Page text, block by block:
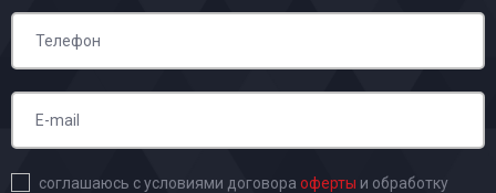
соглашаюсь с условиями договора оферты и обработку